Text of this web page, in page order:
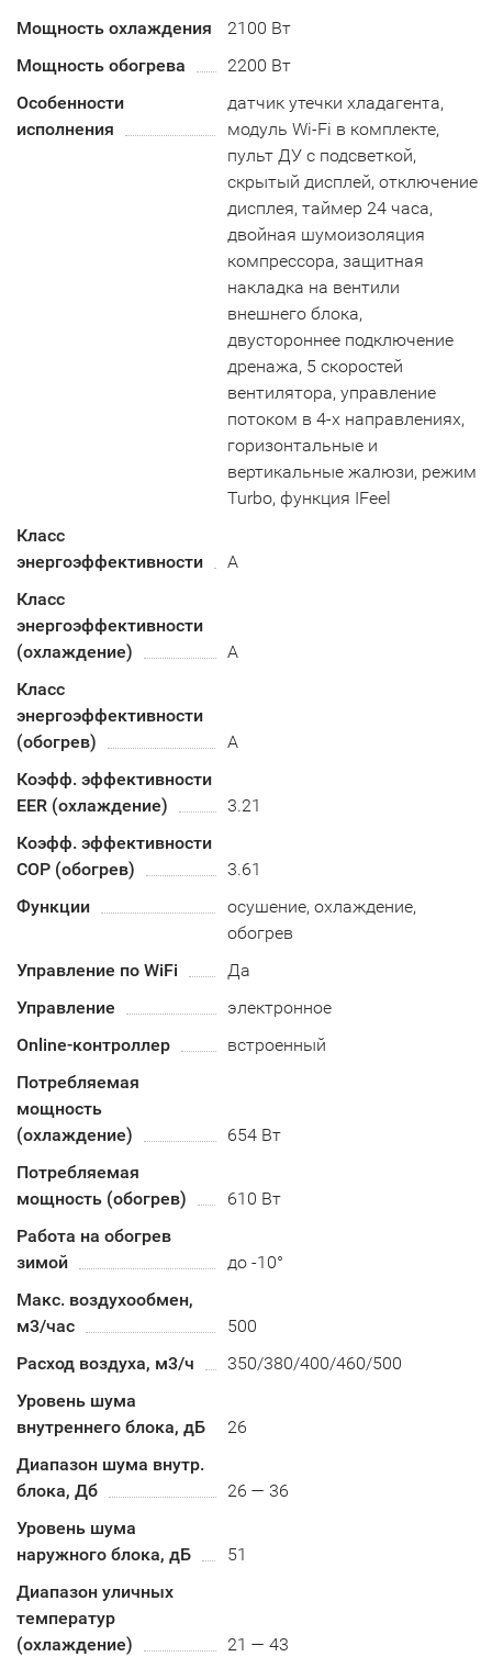
Мощность охлаждения
2100 Вт
Мощность обогрева
2200 Вт
Особенности
исполнения
датчик утечки хладагента,
модуль Wi-Fi в комплекте,
пульт ДУ с подсветкой,
скрытый дисплей, отключение
дисплея, таймер 24 часа,
двойная шумоизоляция
компрессора, защитная
накладка на вентили
внешнего блока,
двустороннее подключение
дренажа, 5 скоростей
вентилятора, управление
потоком в 4-х направлениях,
горизонтальные и
вертикальные жалюзи, режим
Turbo, функция IFeel
Класс
энергоэффективности
A
Класс
энергоэффективности
(охлаждение)
А
Класс
энергоэффективности
(обогрев)
A
Коэфф. эффективности
EER (охлаждение)
3.21
Коэфф. эффективности
COP (обогрев)
3.61
Функции
осушение, охлаждение,
обогрев
Управление по WiFi
Да
Управление
электронное
Online-контроллер
встроенный
Потребляемая
мощность
(охлаждение)
654 Вт
Потребляемая
мощность (обогрев)
610 Вт
Работа на обогрев
зимой
до -10°
Макс. воздухообмен,
м3/час
500
Расход воздуха, м3/ч
350/380/400/460/500
Уровень шума
внутреннего блока, дБ
26
Диапазон шума внутр.
блока, Дб
26 — 36
Уровень шума
наружного блока, дБ
51
Диапазон уличных
температур
(охлаждение)
21 — 43